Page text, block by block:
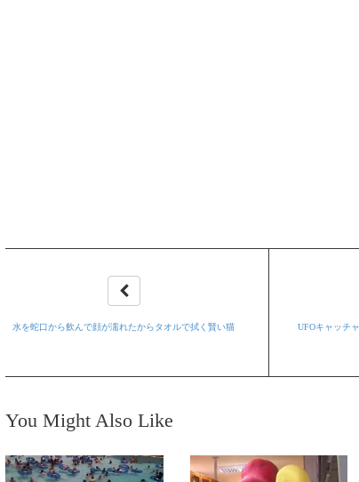
水を蛇口から飲んで顔が濡れたからタオルで拭く賢い猫
UFOキャッチ
You Might Also Like